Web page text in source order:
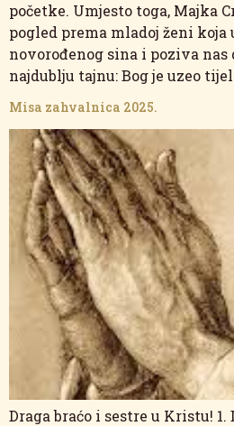
početke. Umjesto toga, Majka
pogled prema mladoj ženi koja
novorođenog sina i poziva nas
najdublju tajnu: Bog je uzeo
Misa zahvalnica 2025.
Draga braćo i sestre u Kristu! 1.